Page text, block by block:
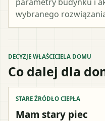
wybranego
DECYZJE WŁAŚCICIELA DOMU
Co dalej dla
STARE ŹRÓDŁO CIEPŁA
Mam stary piec